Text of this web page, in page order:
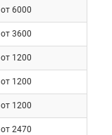
от 6000
от 3600
от 1200
от 1200
от 1200
от 2470